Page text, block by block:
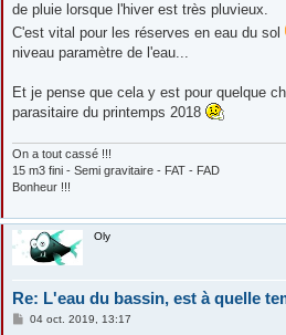
de pluie lorsque l'hiver est très pluvieux.
C'est vital pour les réserves en eau du sol
niveau paramètre de l'eau...
Et je pense que cela y est pour quelque
parasitaire du printemps 2018
On a tout cassé !!!
15 m3 fini - Semi gravitaire - FAT - FAD
Bonheur !!!
Oly
Re: L'eau du bassin, est à quelle
M04 oct. 2019, 13:17